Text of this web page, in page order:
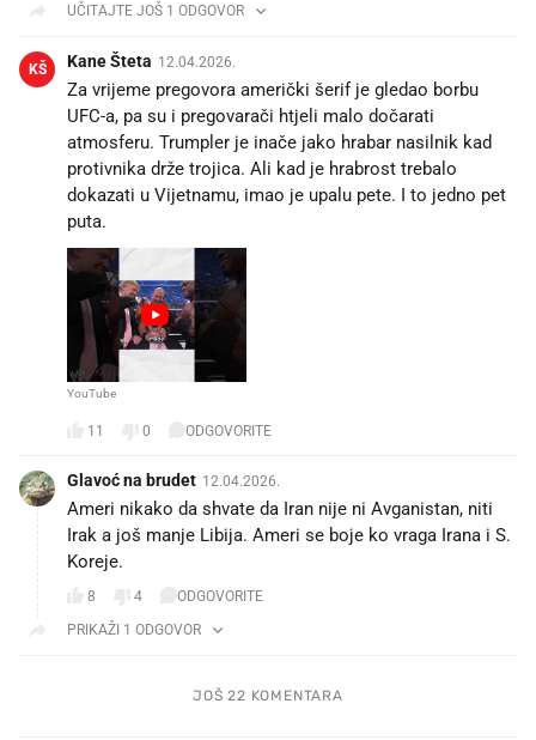
UČITAJTE JOŠ 1 ODGOVOR
KŠ Kane Šteta 12.04.2026.
Za vrijeme pregovora američki šerif je gledao borbu
UFC-a, pa su i pregovarači htjeli malo dočarati
atmosferu. Trumpler je inače jako hrabar nasilnik kad
protivnika drže trojica. Ali kad je hrabrost trebalo
dokazati u Vijetnamu, imao je upalu pete. I to jedno pet
YouTube
11 0 ODGOVORITE
Glavoć na brudet 12.04.2026.
Ameri nikako da shvate da Iran nije ni Avganistan, niti
Irak a još manje Libija. Ameri se boje ko vraga Irana i S.
Koreje.
8 4
ODGOVORITE
PRIKAŽI 1 ODGOVOR
JOŠ 22 KOMENTARA